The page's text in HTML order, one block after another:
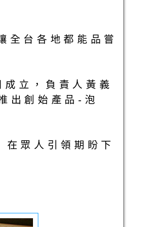
台各地都能品嘗
立，負責人黃義
出創始產品-泡
眾人引領期盼下